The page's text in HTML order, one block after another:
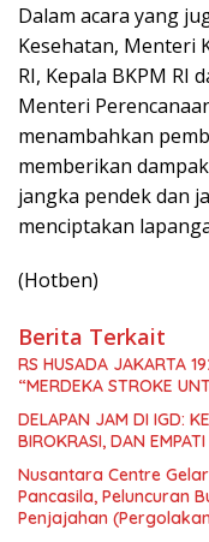
Dalam acara yang
Kesehatan, Menteri
RI, Kepala BKPM RI
Menteri
menambahkan
memberikan
jangka pendek dan
menciptakan
(Hotben)
Berita Terkait
RS HUSADA JAKARTA
“MERDEKA STROKE
DELAPAN JAM DI IGD:
BIROKRASI, DAN
Nusantara Centre
Pancasila, Peluncuran
Penjajahan